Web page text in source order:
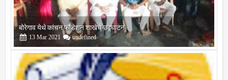
बोरेगाव येथे कांचन फौंडेशन शाखेचे उद्घाटन
13 Mar 2021 undefined